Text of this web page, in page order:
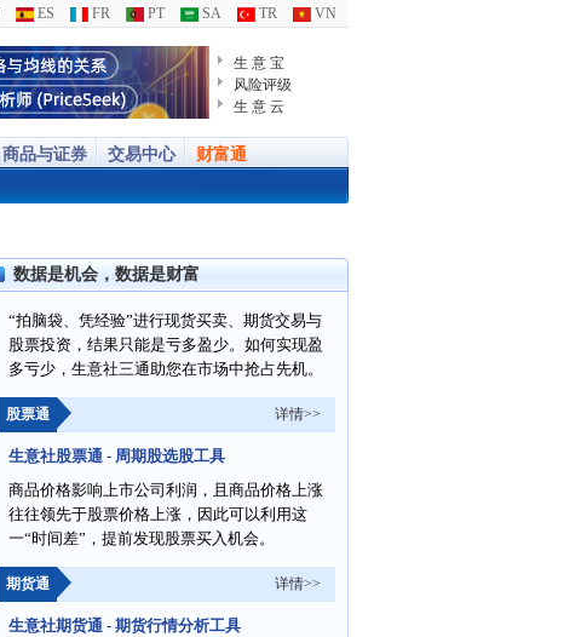
ES FR PT SA TR VN
生 意 宝
风险评级
生 意 云
商品与证券 交易中心 财富通
数据是机会，数据是财富
“拍脑袋、凭经验”进行现货买卖、期货交易与
股票投资，结果只能是亏多盈少。如何实现盈
多亏少，生意社三通助您在市场中抢占先机。
股票通 详情>>
生意社股票通 - 周期股选股工具
商品价格影响上市公司利润，且商品价格上涨
往往领先于股票价格上涨，因此可以利用这
一“时间差”，提前发现股票买入机会。
期货通 详情>>
生意社期货通 - 期货行情分析工具